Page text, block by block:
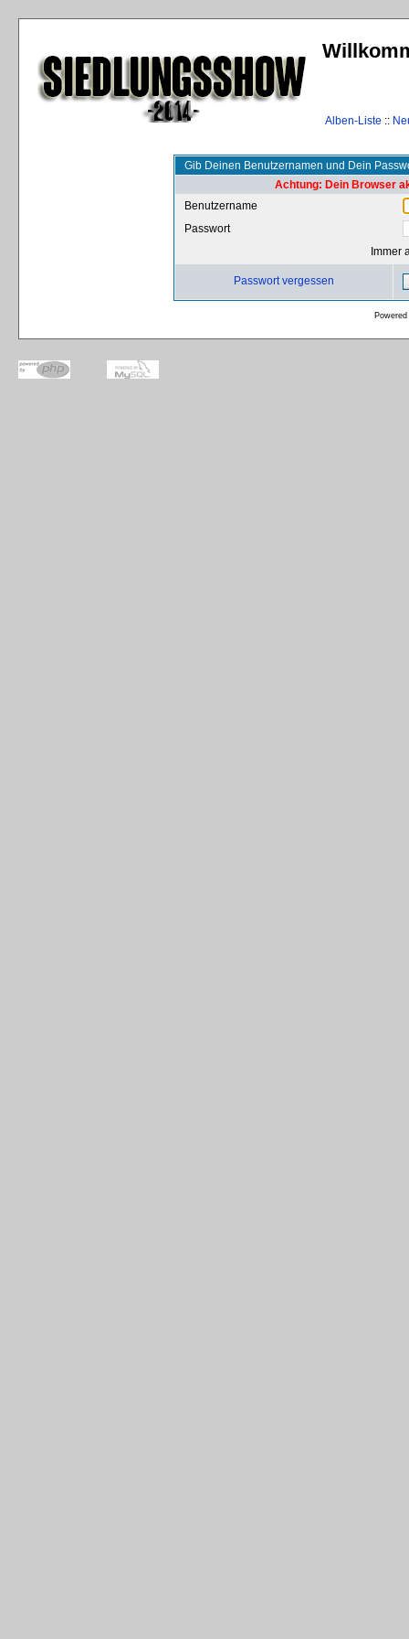
Alben-Liste ::
Gib Deinen Benutzernamen und Dein
Achtung: Dein Browser
Benutzername
Passwort
Immer
Passwort vergessen